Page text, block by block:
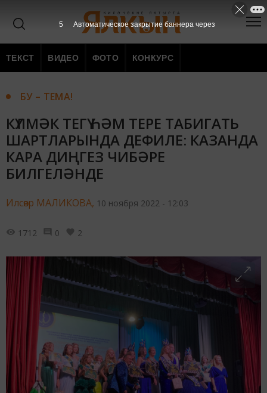
ТЕКСТ ВИДЕО ФОТО КОНКУРС
БУ – ТЕМА!
КҮЛМӘК ТЕГҮ ҺӘМ ТЕРЕ ТАБИГАТЬ
ШАРТЛАРЫНДА ДЕФИЛЕ: КАЗАНДА
КАРА ДИҢГЕЗ ЧИБӘРЕ
БИЛГЕЛӘНДЕ
Илсөяр МАЛИКОВА, 10 ноября 2022 - 12:03
1712 0 2
4 Автоматическое закрытие баннера через